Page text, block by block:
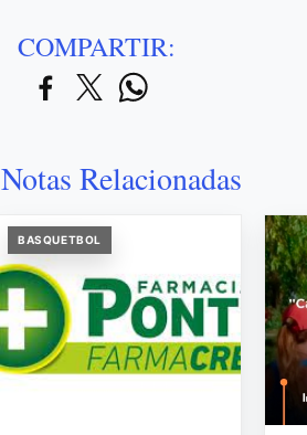
COMPARTIR:
Notas Relacionadas
BASQUETBOL